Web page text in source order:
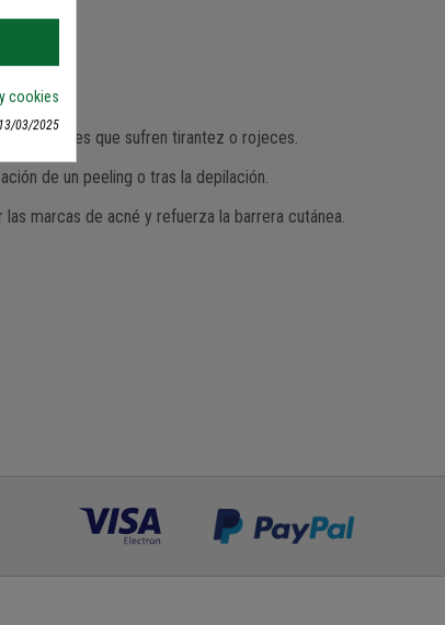
sensibles que sufren tirantez o rojeces.
de un peeling o tras la depilación.
las marcas de acné y refuerza la barrera cutánea.
cookies
13/03/2025